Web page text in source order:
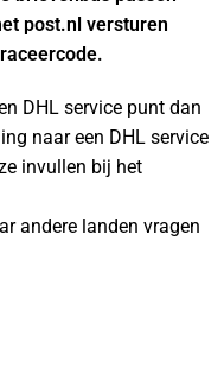
post.nl versturen
DHL service punt dan
naar een DHL service
invullen bij het
andere landen vragen